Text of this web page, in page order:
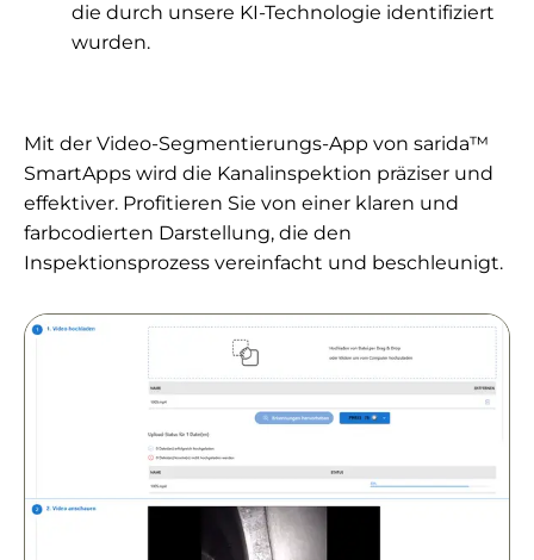
die durch unsere KI-Technologie identifiziert
wurden.
Mit der Video-Segmentierungs-App von sarida™
SmartApps wird die Kanalinspektion präziser und
effektiver. Profitieren Sie von einer klaren und
farbcodierten Darstellung, die den
Inspektionsprozess vereinfacht und beschleunigt.